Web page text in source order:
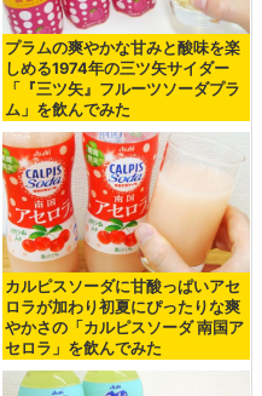
プラムの爽やかな甘みと酸味を楽
しめる1974年の三ツ矢サイダー
「『三ツ矢』フルーツソーダプラ
ム」を飲んでみた
カルピスソーダに甘酸っぱいアセ
ロラが加わり初夏にぴったりな爽
やかさの「カルピスソーダ 南国ア
セロラ」を飲んでみた